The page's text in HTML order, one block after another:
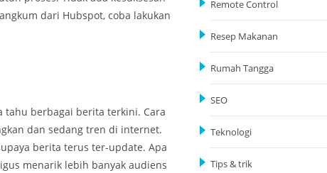
dari Hubspot, coba lakukan
tahu berbagai berita terkini. Cara
dan sedang tren di internet.
berita terus ter-update. Apa
menarik lebih banyak audiens
Remote Control
Resep Makanan
Rumah Tangga
SEO
Teknologi
Tips & trik